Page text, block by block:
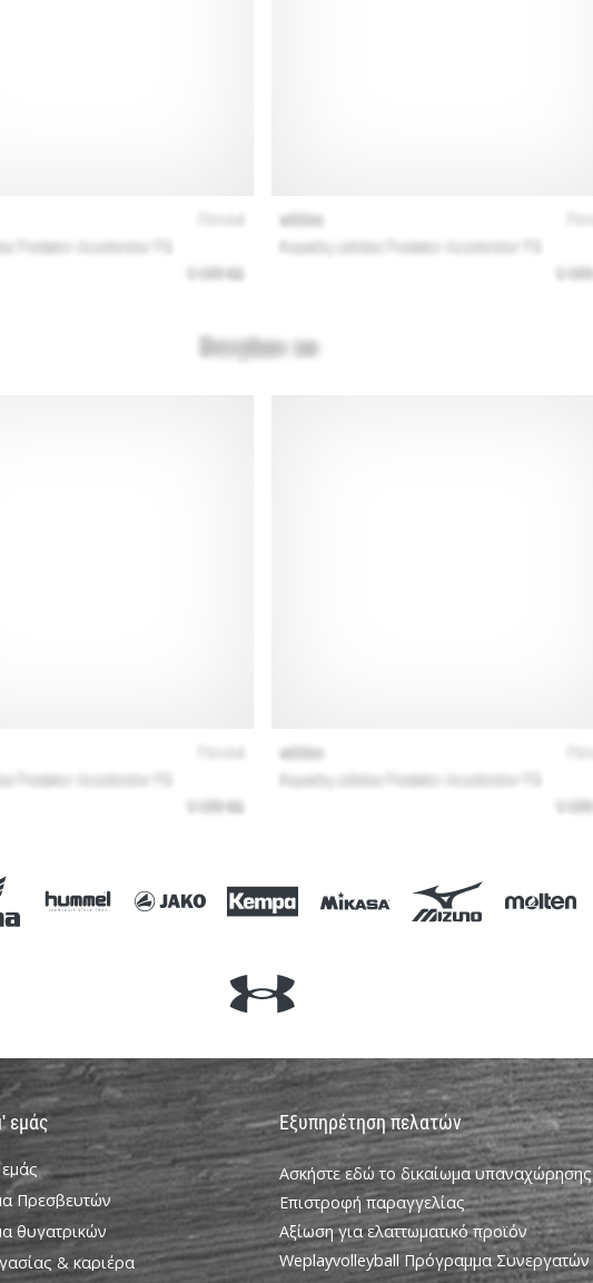
εμάς
Πρεσβευτών
θυγατρικών
& καριέρα
Εξυπηρέτηση πελατών
Ασκήστε εδώ το δικαίωμα υπαναχώρησης
Επιστροφή παραγγελίας
Αξίωση για ελαττωματικό προϊόν
Weplayvolleyball Πρόγραμμα Συνεργατών